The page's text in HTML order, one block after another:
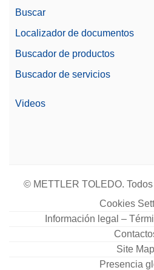
Buscar
Localizador de documentos
Buscador de productos
Buscador de servicios
Videos
© METTLER TOLEDO.
Cookies
Información legal –
Site Map
Presencia